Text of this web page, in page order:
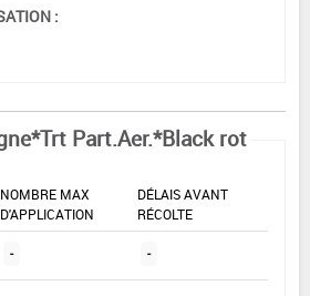
:
Part.Aer.*Black rot
NOMBRE MAX
D'APPLICATION
DÉLAIS AVANT
RÉCOLTE
- -